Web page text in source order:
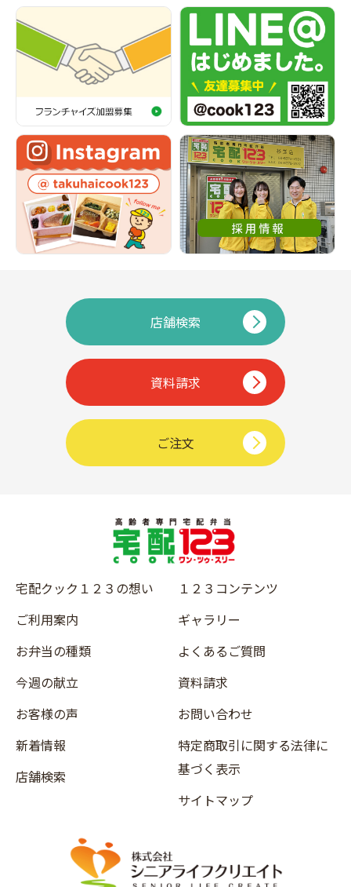
店舗検索
資料請求
ご注文
宅配クック１２３の想い
ご利用案内
お弁当の種類
今週の献立
お客様の声
新着情報
店舗検索
１２３コンテンツ
ギャラリー
よくあるご質問
資料請求
お問い合わせ
特定商取引に関する法律に
基づく表示
サイトマップ